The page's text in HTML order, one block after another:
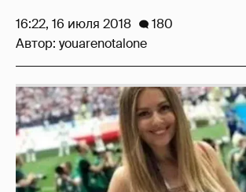
16:22, 16 июля 2018
180
Автор: youarenotalone